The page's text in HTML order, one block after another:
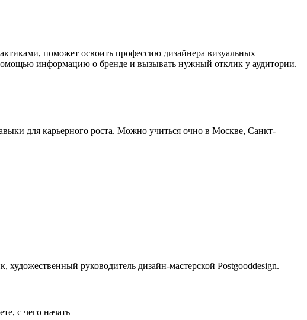
поможет освоить профессию дизайнера визуальных
информацию о бренде и вызывать нужный отклик у аудитории.
для карьерного роста. Можно учиться очно в Москве, Санкт-
руководитель дизайн-мастерской Postgooddesign.
с чего начать